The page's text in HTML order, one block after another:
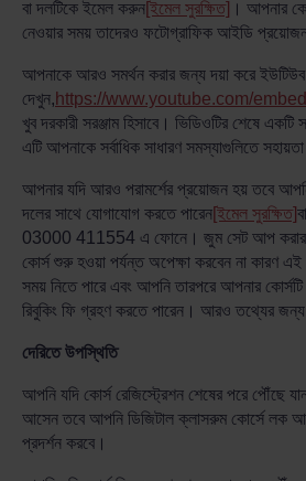
বা দলটিকে ইমেল করুন[ইমেল সুরক্ষিত] । আপনার
নেওয়ার সময় তাদেরও ফটোগ্রাফিক আইডি
আপনাকে আরও সমর্থন করার জন্য দয়া করে ইউটিউব
দেখুন, https://www.youtube.com/
খুব দরকারী সরঞ্জাম হিসাবে। ভিডিওটির শেষে একটি
এটি আপনাকে সর্বাধিক সাধারণ সমস্যাগুলিতে
আপনার যদি আরও পরামর্শের প্রয়োজন হয় তবে
দলের সাথে যোগাযোগ করতে পারেন[ইমেল সুরক্ষিত]
03000 411554 এ ফোনে। জুম সেট আপ করার
কোর্স শুরু হওয়া পর্যন্ত অপেক্ষা করবেন না কারণ এই
সময় নিতে পারে এবং আপনি তারপরে আপনার
রিবুকিং ফি গ্রহণ করতে পারেন। আরও তথ্যের জন্য,
দেরিতে উপস্থিতি
আপনি যদি কোর্স রেজিস্ট্রেশন শেষের পরে পৌঁছে
আসেন তবে আপনি ডিজিটাল ক্লাসরুম কোর্সে লক আউট
প্রদর্শন করবে।